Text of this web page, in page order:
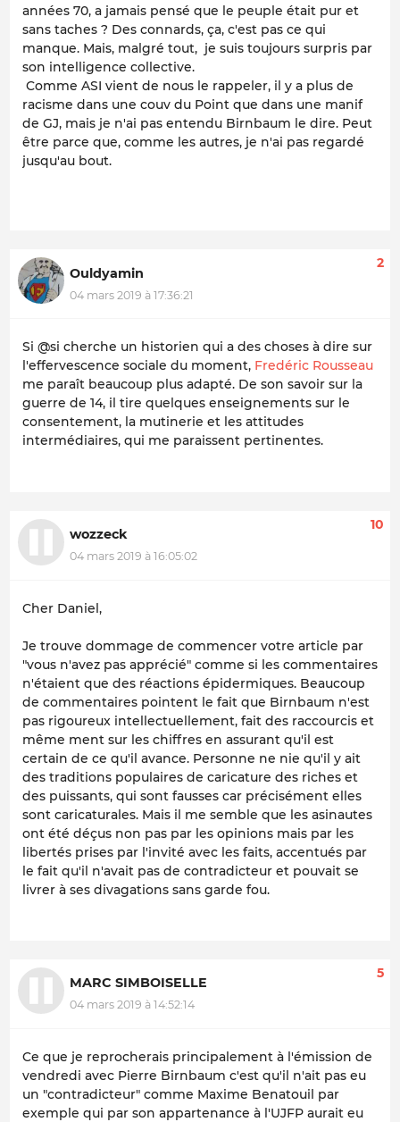
années 70, a jamais pensé que le peuple était pur et
sans taches ? Des connards, ça, c'est pas ce qui
manque. Mais, malgré tout, je suis toujours surpris par
son intelligence collective.
Comme ASI vient de nous le rappeler, il y a plus de
racisme dans une couv du Point que dans une manif
de GJ, mais je n'ai pas entendu Birnbaum le dire. Peut
être parce que, comme les autres, je n'ai pas regardé
jusqu'au bout.
Ouldyamin
04 mars 2019 à 17:36:21
2
Si @si cherche un historien qui a des choses à dire sur
l'effervescence sociale du moment, Fredéric Rousseau
me paraît beaucoup plus adapté. De son savoir sur la
guerre de 14, il tire quelques enseignements sur le
consentement, la mutinerie et les attitudes
intermédiaires, qui me paraissent pertinentes.
wozzeck
04 mars 2019 à 16:05:02
10
Cher Daniel,
Je trouve dommage de commencer votre article par
"vous n'avez pas apprécié" comme si les commentaires
n'étaient que des réactions épidermiques. Beaucoup
de commentaires pointent le fait que Birnbaum n'est
pas rigoureux intellectuellement, fait des raccourcis et
même ment sur les chiffres en assurant qu'il est
certain de ce qu'il avance. Personne ne nie qu'il y ait
des traditions populaires de caricature des riches et
des puissants, qui sont fausses car précisément elles
sont caricaturales. Mais il me semble que les asinautes
ont été déçus non pas par les opinions mais par les
libertés prises par l'invité avec les faits, accentués par
le fait qu'il n'avait pas de contradicteur et pouvait se
livrer à ses divagations sans garde fou.
MARC SIMBOISELLE
04 mars 2019 à 14:52:14
5
Ce que je reprocherais principalement à l'émission de
vendredi avec Pierre Birnbaum c'est qu'il n'ait pas eu
un "contradicteur" comme Maxime Benatouil par
exemple qui par son appartenance à l'UJFP aurait eu